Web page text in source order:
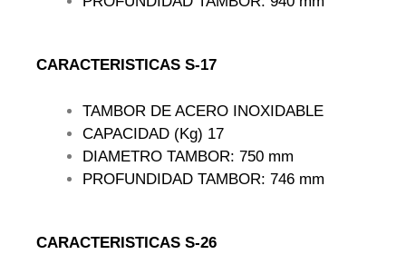
CARACTERISTICAS S-17
TAMBOR DE ACERO INOXIDABLE
CAPACIDAD (Kg) 17
DIAMETRO TAMBOR: 750 mm
PROFUNDIDAD TAMBOR: 746 mm
CARACTERISTICAS S-26